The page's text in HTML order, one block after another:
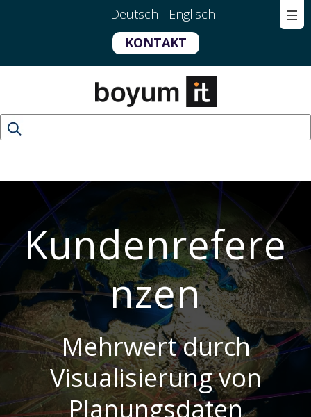
Deutsch
Englisch
KONTAKT
Kundenrefere
nzen
Mehrwert durch
Visualisierung von
Planungsdaten